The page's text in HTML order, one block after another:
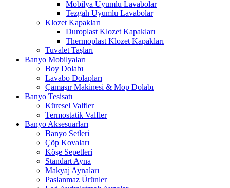
Mobilya Uyumlu Lavabolar
Tezgah Uyumlu Lavabolar
Klozet Kapakları
Duroplast Klozet Kapakları
Thermoplast Klozet Kapakları
Tuvalet Taşları
Banyo Mobilyaları
Boy Dolabı
Lavabo Dolapları
Çamaşır Makinesi & Mop Dolabı
Banyo Tesisatı
Küresel Valfler
Termostatik Valfler
Banyo Aksesuarları
Banyo Setleri
Çöp Kovaları
Köşe Sepetleri
Standart Ayna
Makyaj Aynaları
Paslanmaz Ürünler